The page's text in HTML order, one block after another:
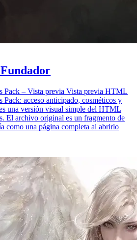
Pack – Vista previa Vista previa HTML
acceso anticipado, cosméticos y
una versión visual simple del HTML
El archivo original es un fragmento de
como una página completa al abrirlo